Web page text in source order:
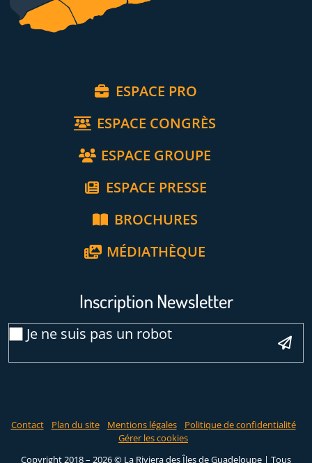
ESPACE PRO
ESPACE CONGRÈS
ESPACE GROUPE
ESPACE PRESSE
BROCHURES
MÉDIATHÈQUE
Inscription Newsletter
Je ne suis pas un robot
Contact Plan du site Mentions légales
Politique de confidentialité
Gérer les cookies
Copyright 2018 – 2026 © La Riviera des Îles de Guadeloupe | Tous